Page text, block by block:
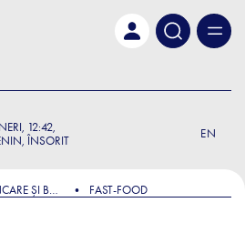
12:42
ÎNSORIT
EN
ȘI BĂUTURĂ
FAST-FOOD